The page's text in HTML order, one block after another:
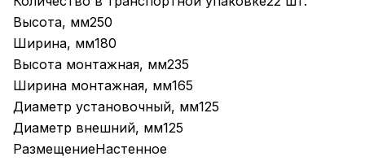
Высота, мм250
Ширина, мм180
Высота монтажная, мм235
Ширина монтажная, мм165
Диаметр установочный, мм125
Диаметр внешний, мм125
РазмещениеНастенное